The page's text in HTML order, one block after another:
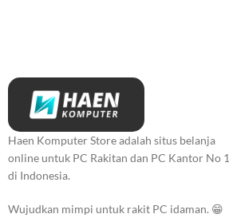
Haen Komputer Store adalah situs belanja
online untuk PC Rakitan dan PC Kantor No 1
di Indonesia.
Wujudkan mimpi untuk rakit PC idaman. 😁